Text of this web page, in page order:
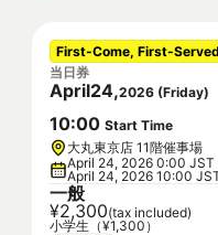
First-Come, First-
当日券
April24,2026 (Friday)
10:00 Start Time
大丸東京店 11階催事場
April 24, 2026 0:00 JST
April 24, 2026 10:00
一般
¥2,300(tax included)
小学生（¥1,300）